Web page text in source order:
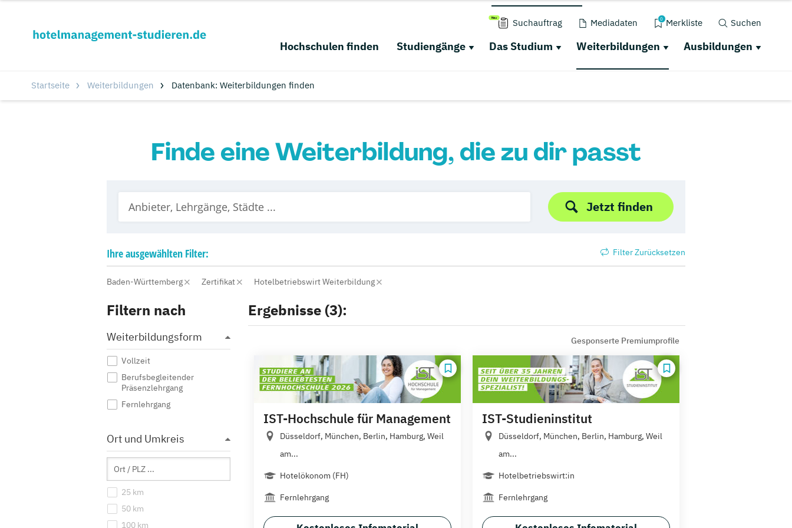
Suchauftrag Mediadaten 0 Merkliste Suchen
Hochschulen finden Studiengänge Das Studium Weiterbildungen Ausbildungen
Startseite Weiterbildungen Datenbank: Weiterbildungen finden
Finde eine Weiterbildung, die zu dir passt
Jetzt finden
Ihreausgewählten Filter: Filter Zurücksetzen
Baden-Württemberg Zertifikat Hotelbetriebswirt Weiterbildung
Filtern nach
Weiterbildungsform
Vollzeit
Berufsbegleitender
Präsenzlehrgang
Fernlehrgang
Ort und Umkreis
25 km
50 km
100 km
Ergebnisse (3):
Gesponserte Premiumprofile
IST-Hochschule für Management
Düsseldorf, München, Berlin, Hamburg, Weil
am...
Hotelökonom (FH)
Fernlehrgang
IST-Studieninstitut
Düsseldorf, München, Berlin, Hamburg, Weil
am...
Hotelbetriebswirt:in
Fernlehrgang